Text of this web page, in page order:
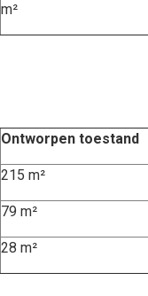
m²
Ontworpen toestand
215 m²
79 m²
28 m²